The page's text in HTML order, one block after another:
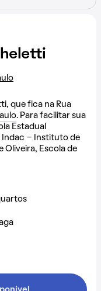
que fica na Rua
. Para facilitar sua
Estadual
Indac - Instituto de
Oliveira, Escola de